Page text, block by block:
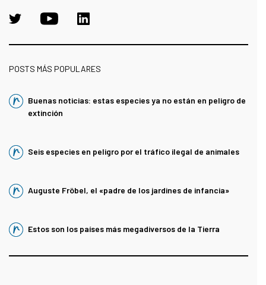
POSTS MÁS POPULARES
Buenas noticias: estas especies ya no están en peligro de
extinción
Seis especies en peligro por el tráfico ilegal de animales
Auguste Fröbel, el «padre de los jardines de infancia»
Estos son los países más megadiversos de la Tierra